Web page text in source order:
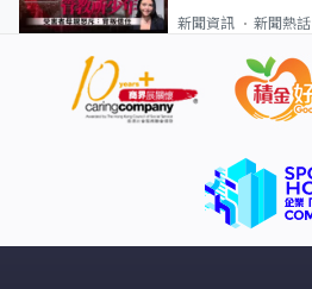
要保護其他人
新聞資訊 新聞熱話